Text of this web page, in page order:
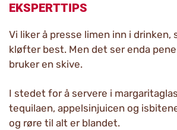
EKSPERTTIPS
Vi liker å presse limen inn i drinken,
kløfter best. Men det ser enda
bruker en skive.
I stedet for å servere i
tequilaen, appelsinjuicen og
og røre til alt er blandet.